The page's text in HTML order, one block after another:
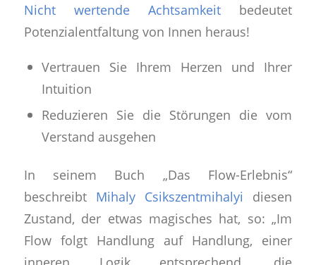
Nicht wertende Achtsamkeit bedeutet
Potenzialentfaltung von Innen heraus!
Vertrauen Sie Ihrem Herzen und Ihrer
Intuition
Reduzieren Sie die Störungen die vom
Verstand ausgehen
In seinem Buch „Das Flow-Erlebnis“
beschreibt Mihaly Csikszentmihalyi diesen
Zustand, der etwas magisches hat, so: „Im
Flow folgt Handlung auf Handlung, einer